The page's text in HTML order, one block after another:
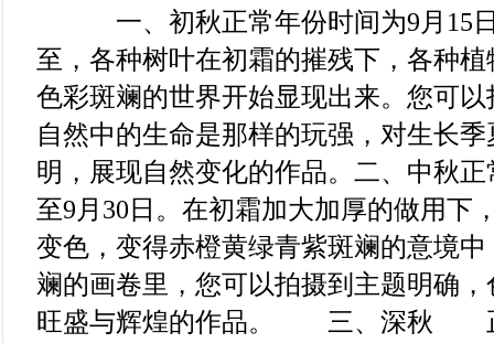
一、初秋正常年份时间为9月15日
至，各种树叶在初霜的摧残下，各种
色彩斑斓的世界开始显现出来。您可
自然中的生命是那样的玩强，对生长
明，展现自然变化的作品。二、中秋
至9月30日。在初霜加大加厚的做用下
变色，变得赤橙黄绿青紫斑斓的意境
斓的画卷里，您可以拍摄到主题明确
旺盛与辉煌的作品。 三、深秋 正